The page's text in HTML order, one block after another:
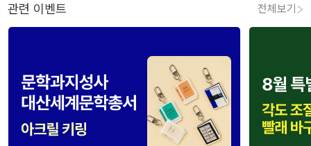
관련 이벤트 전체보기